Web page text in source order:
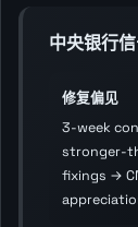
中央银行
修复偏见
3-week
stronger-
fixings →